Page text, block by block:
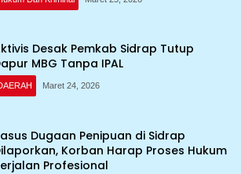
Desak Pemkab Sidrap Tutup
MBG Tanpa IPAL
Maret 24, 2026
Dugaan Penipuan di Sidrap
Korban Harap Proses Hukum
Profesional